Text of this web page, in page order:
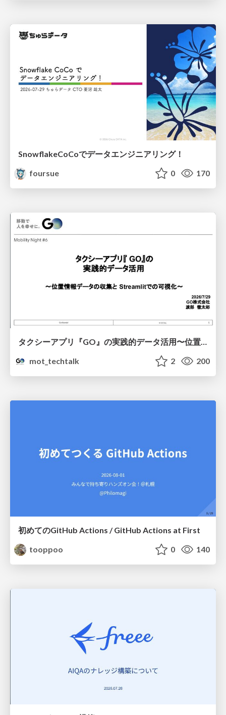
SnowflakeCoCoでデータエンジニアリング！
foursue
0 170
タクシーアプリ『GO』の実践的データ活用〜位置情報データの収集とStreamlitでの可視化〜
mot_techtalk
2 200
初めてのGitHub Actions / GitHub Actions at First
tooppoo
0 140